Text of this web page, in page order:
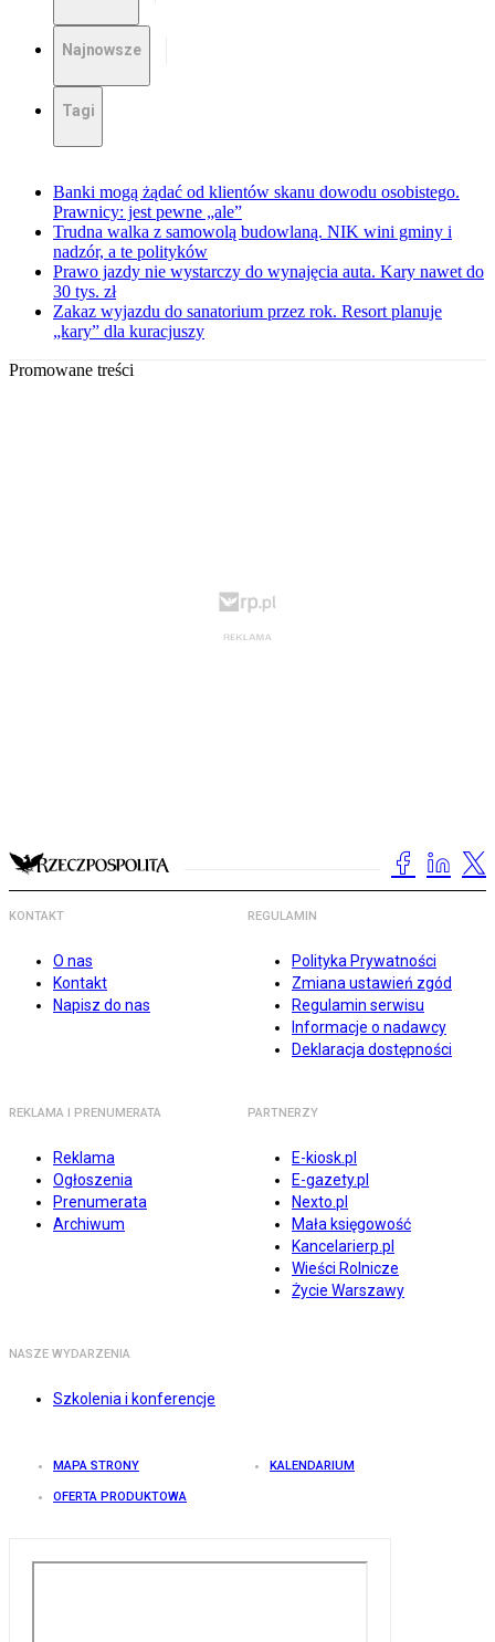
Najnowsze
Tagi
Banki mogą żądać od klientów skanu dowodu osobistego.
Prawnicy: jest pewne „ale”
Trudna walka z samowolą budowlaną. NIK wini gminy i
nadzór, a te polityków
Prawo jazdy nie wystarczy do wynajęcia auta. Kary nawet do
30 tys. zł
Zakaz wyjazdu do sanatorium przez rok. Resort planuje
„kary” dla kuracjuszy
Promowane treści
KONTAKT
O nas
Kontakt
Napisz do nas
REGULAMIN
Polityka Prywatności
Zmiana ustawień zgód
Regulamin serwisu
Informacje o nadawcy
Deklaracja dostępności
REKLAMA I PRENUMERATA
Reklama
Ogłoszenia
Prenumerata
Archiwum
PARTNERZY
E-kiosk.pl
E-gazety.pl
Nexto.pl
Mała księgowość
Kancelarierp.pl
Wieści Rolnicze
Życie Warszawy
NASZE WYDARZENIA
Szkolenia i konferencje
MAPA STRONY KALENDARIUM
OFERTA PRODUKTOWA